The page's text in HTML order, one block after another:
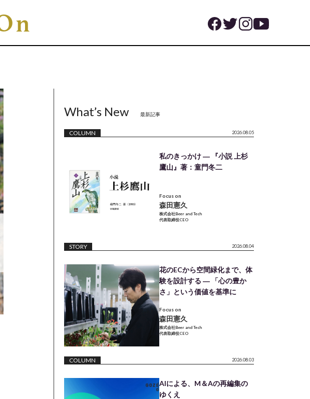
What’s New 最新記事
COLUMN 2026.08.05
私のきっかけ ― 『小説 上杉
鷹山』著：童門冬二
Focus on
森田憲久
株式会社Beer and Tech
代表取締役CEO
STORY 2026.08.04
花のECから空間緑化まで、体
験を設計する ― 「心の豊か
さ」という価値を基準に
Focus on
森田憲久
株式会社Beer and Tech
代表取締役CEO
COLUMN 2026.08.03
AIによる、M＆Aの再編集の
ゆくえ